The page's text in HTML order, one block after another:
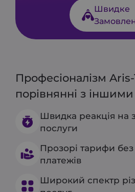
Швидке
Професіоналізм
порівнянні з
Швидка реакція на
послуги
Прозорі тарифи
платежів
Широкий спектр